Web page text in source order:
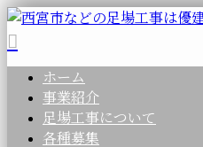
ホーム
事業紹介
足場工事について
各種募集